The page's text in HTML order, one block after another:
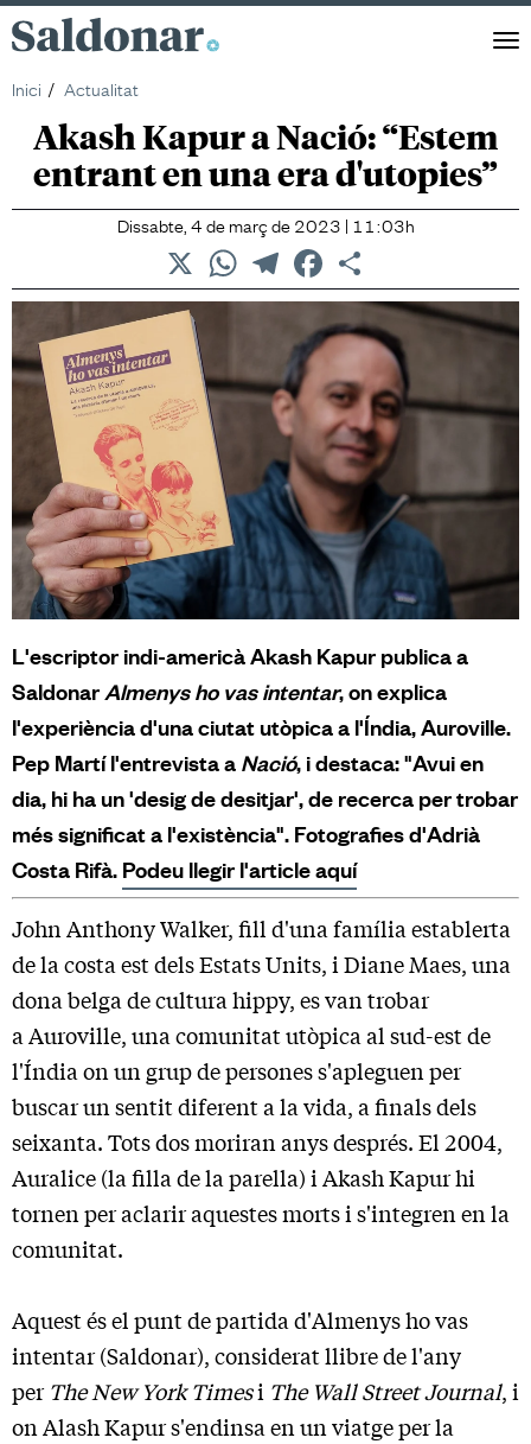
Saldonar
Inici
Actualitat
Akash Kapur a Nació: “Estem
entrant en una era d'utopies”
Dissabte, 4 de març de 2023 | 11:03h
WhatsAppTelegramFacebook
L'escriptor indi-americà Akash Kapur publica a
SaldonarAlmenys ho vas intentar, on explica
l'experiència d'una ciutat utòpica a l'Índia, Auroville.
Pep Martí l'entrevista aNació, i destaca: "Avui en
dia, hi ha un 'desig de desitjar', de recerca per trobar
més significat a l'existència". Fotografies d'Adrià
Costa Rifà.Podeu llegir l'article aquí
John Anthony Walker, fill d'una família establerta
de la costa est dels Estats Units, i Diane Maes, una
dona belga de cultura hippy, es van trobar
a Auroville, una comunitat utòpica al sud-est de
l'Índia on un grup de persones s'apleguen per
buscar un sentit diferent a la vida, a finals dels
seixanta. Tots dos moriran anys després. El 2004,
Auralice (la filla de la parella) i Akash Kapur hi
tornen per aclarir aquestes morts i s'integren en la
comunitat.
Aquest és el punt de partida d'Almenys ho vas
intentar (Saldonar), considerat llibre de l'any
perThe New York Timesi The Wall Street Journal, i
on Alash Kapur s'endinsa en un viatge per la